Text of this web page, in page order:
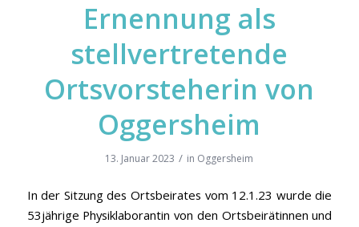
Ernennung als
stellvertretende
Ortsvorsteherin von
Oggersheim
13. Januar 2023 / in Oggersheim
In der Sitzung des Ortsbeirates vom 12.1.23 wurde die
53jährige Physiklaborantin von den Ortsbeirätinnen und